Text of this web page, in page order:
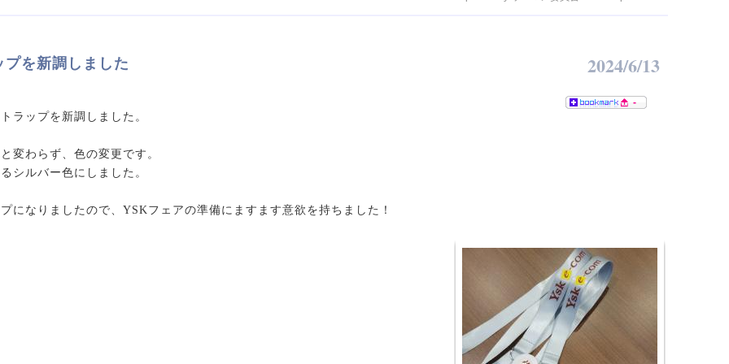
を新調しました 2024/6/13
-
ラップを新調しました。
変わらず、色の変更です。
シルバー色にしました。
になりましたので、YSKフェアの準備にますます意欲を持ちました！